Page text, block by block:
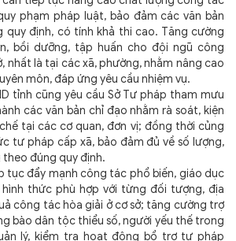
phạm pháp luật, bảo đảm các văn bản
quy định, có tính khả thi cao. Tăng cường
bồi dưỡng, tập huấn cho đội ngũ công
nhất là tại các xã, phường, nhằm nâng cao
môn, đáp ứng yêu cầu nhiệm vụ.
cũng yêu cầu Sở Tư pháp tham mưu
các văn bản chỉ đạo nhằm rà soát, kiện
tại các cơ quan, đơn vị; đồng thời củng
tư pháp cấp xã, bảo đảm đủ về số lượng,
đúng quy định.
tục đẩy mạnh công tác phổ biến, giáo dục
thức phù hợp với từng đối tượng, địa
công tác hòa giải ở cơ sở; tăng cường trợ
bào dân tộc thiểu số, người yếu thế trong
lý, kiểm tra hoạt động bổ trợ tư pháp